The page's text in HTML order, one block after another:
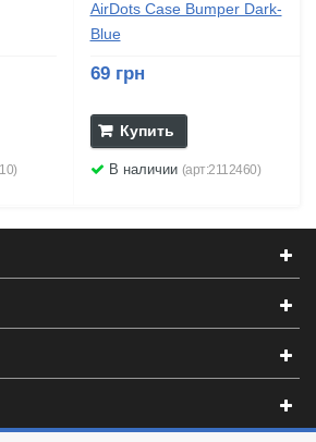
AirDots Case Bumper Dark-
Blue
69 грн
Купить
В наличии (арт:2112460)